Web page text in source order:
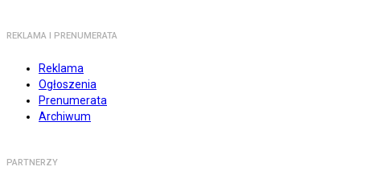
REKLAMA I PRENUMERATA
Reklama
Ogłoszenia
Prenumerata
Archiwum
PARTNERZY